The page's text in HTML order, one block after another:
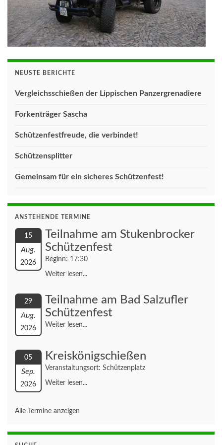
NEUSTE BERICHTE
Vergleichsschießen der Lippischen Panzergrenadiere
Forkenträger Sascha
Schützenfestfreude, die verbindet!
Schützensplitter
Gemeinsam für ein sicheres Schützenfest!
ANSTEHENDE TERMINE
15
Aug.
2026
Teilnahme am Stukenbrocker
Schützenfest
Beginn: 17:30
Weiter lesen...
29
Aug.
2026
Teilnahme am Bad Salzufler
Schützenfest
Weiter lesen...
05
Sep.
2026
Kreiskönigschießen
Veranstaltungsort: Schützenplatz
Weiter lesen...
Alle Termine anzeigen